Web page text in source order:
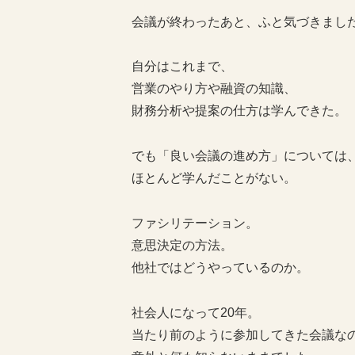
会議が終わったあと、ふと気づきまし
自分はこれまで、
営業のやり方や融資の知識、
財務分析や提案の仕方は学んできた。
でも「良い会議の進め方」については、
ほとんど学んだことがない。
ファシリテーション。
意思決定の方法。
他社ではどうやっているのか。
社会人になって20年。
当たり前のように参加してきた会議な